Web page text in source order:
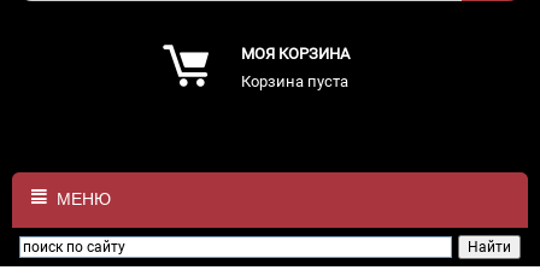
МОЯ КОРЗИНА
Корзина пуста
МЕНЮ